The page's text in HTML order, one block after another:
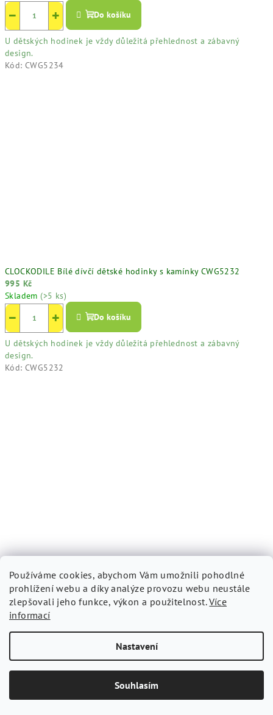
Používáme cookies, abychom Vám umožnili pohodlné
prohlížení webu a díky analýze provozu webu neustále
zlepšovali jeho funkce, výkon a použitelnost.Více
informací
Nastavení
Souhlasím
+
− Do košíku
U dětských hodinek je vždy důležitá přehlednost a zábavný
design.
Kód: CWG5234
CLOCKODILE Bílé dívčí dětské hodinky s kamínky CWG5232
995 Kč
Skladem (>5 ks)
+
− Do košíku
U dětských hodinek je vždy důležitá přehlednost a zábavný
design.
Kód: CWG5232
CLOCKODILE Tyrkysové dívčí dětské hodinky s kamínky CWG5230
925 Kč
Skladem (>5 ks)
−
U dětských hodinek je vždy důležitá přehlednost a zábavný
design.
Kód:CWG5230